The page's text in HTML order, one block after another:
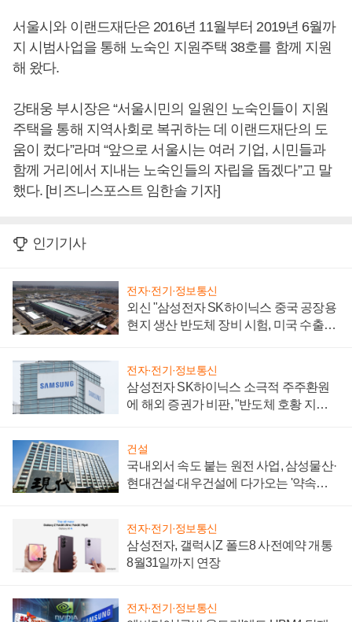
서울시와 이랜드재단은 2016년 11월부터 2019년 6월까
지 시범사업을 통해 노숙인 지원주택 38호를 함께 지원
해 왔다.
강태웅 부시장은 “서울시민의 일원인 노숙인들이 지원
주택을 통해 지역사회로 복귀하는 데 이랜드재단의 도
움이 컸다”라며 “앞으로 서울시는 여러 기업, 시민들과
함께 거리에서 지내는 노숙인들의 자립을 돕겠다”고 말
했다. [비즈니스포스트 임한솔 기자]
인기기사
전자·전기·정보통신
외신 "삼성전자 SK하이닉스 중국 공장용
현지 생산 반도체 장비 시험, 미국 수출통
전자·전기·정보통신
삼성전자 SK하이닉스 소극적 주주환원
에 해외 증권가 비판, "반도체 호황 지속
건설
국내외서 속도 붙는 원전 사업, 삼성물산·
현대건설·대우건설에 다가오는 '약속의
전자·전기·정보통신
삼성전자, 갤럭시Z 폴드8 사전예약 개통
8월31일까지 연장
전자·전기·정보통신